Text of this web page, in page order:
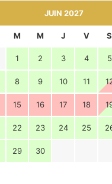
JUIN 2027
M M J V S
1 2 3 4 5
8 9 10 11
15 16 17 18
22 23 24 25
29 30